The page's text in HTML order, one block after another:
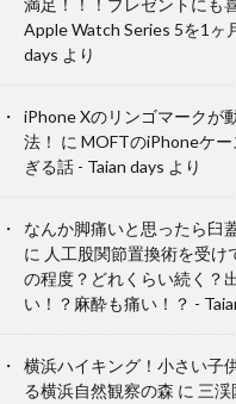
満足！！！プレゼントにも
Apple Watch Series 5を1ヶ
days より
iPhone Xのリンゴマークが
法！ に MOFTのiPhoneケ
ぎる話 - Taian days より
なんか脚痛いと思ったら臼
に 人工股関節置換術を受け
の程度？どれくらい続く？
い！？麻酔も痛い！？ -
横浜ハイキング！小さい子
る横浜自然観察の森 に 三渓